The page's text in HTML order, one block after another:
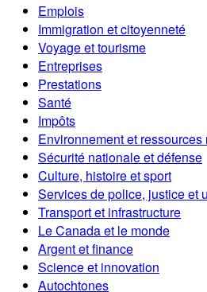
Emplois
Immigration et citoyenneté
Voyage et tourisme
Entreprises
Prestations
Santé
Impôts
Environnement et
Sécurité nationale et défense
Culture, histoire et sport
Services de police, justice et
Transport et infrastructure
Le Canada et le monde
Argent et finance
Science et innovation
Autochtones